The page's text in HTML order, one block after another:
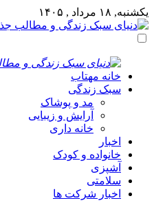
یکشنبه, ۱۸ مرداد , ۱۴۰۵
خانه مهتاب
سبک زندگی
مد و پوشاک
آرایش و زیبایی
خانه داری
اخبار
خانواده و کودک
آشپزی
سلامتی
اخبار شرکت ها